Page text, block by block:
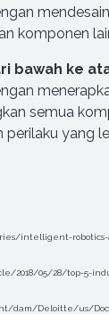
komponen
bawah ke
semua
perilaku yang
intelligent-robotics-
2018/05/28/top-5-
dam/Deloitte/us/